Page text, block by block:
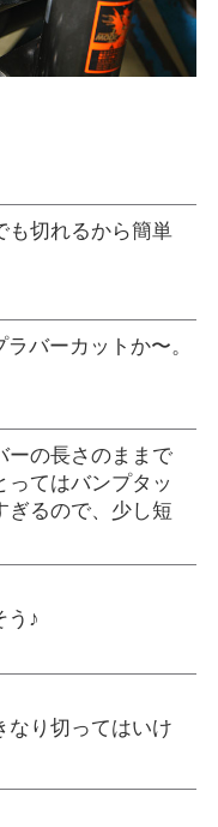
も切れるから簡単
バーカットか〜。
ーの長さのままで
ってはバンプタッ
ぎるので、少し短
う♪
なり切ってはいけ